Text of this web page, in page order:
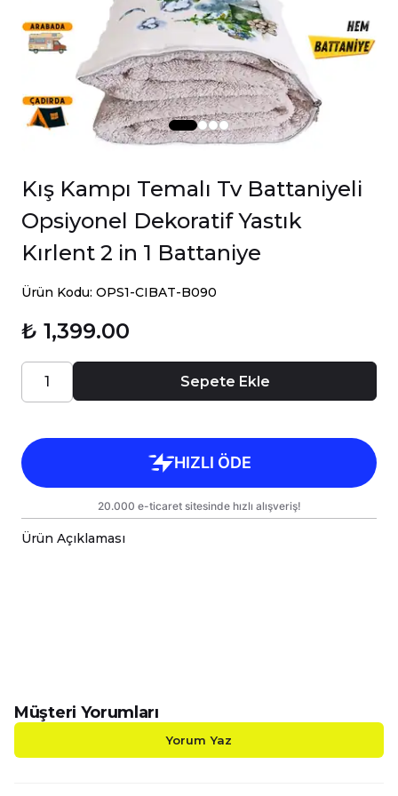
Kış Kampı Temalı Tv Battaniyeli
Opsiyonel Dekoratif Yastık
Kırlent 2 in 1 Battaniye
Ürün Kodu: OPS1-CIBAT-B090
₺ 1,399.00
Sepete Ekle
Ürün Açıklaması
yaşam alanınıza estetik katan bu inovatif ürün,
üç kenarındaki fermuarlarıaçıldığında anında
110x170cm tek kişilik Wellsoft battaniye ve TV
battaniyesine dönüşür. Bu sayede, tek bir
Müşteri Yorumları
Yorum Yaz